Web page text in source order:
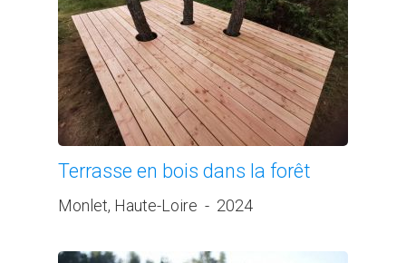
Terrasse en bois dans la forêt
Monlet, Haute-Loire - 2024